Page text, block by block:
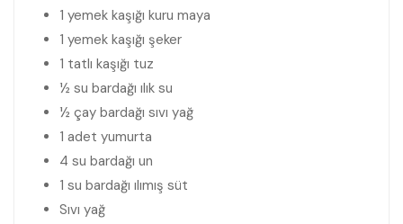
1 yemek kaşığı kuru maya
1 yemek kaşığı şeker
1 tatlı kaşığı tuz
½ su bardağı ılık su
½ çay bardağı sıvı yağ
1 adet yumurta
4 su bardağı un
1 su bardağı ılımış süt
Sıvı yağ